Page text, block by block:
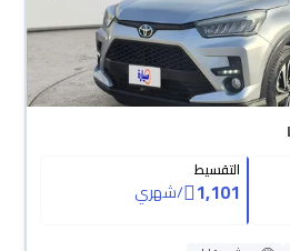
التقسيط
1,101
/شهري